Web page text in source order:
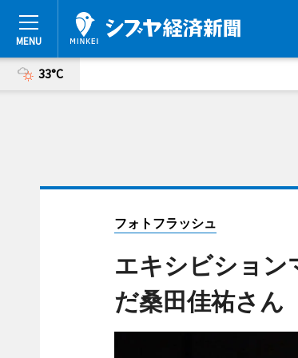
33°C
フォトフラッシュ
エキシビション
だ桑田佳祐さん